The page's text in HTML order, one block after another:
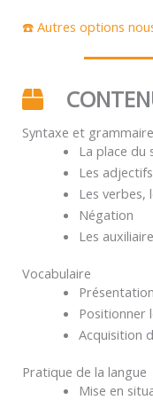
☎️ Autres options
Syntaxe et grammaire
La place
Les adjectifs
Les verbes,
Négation
Les
Vocabulaire
Positionner
Acquisition
Pratique de la langue
Mise en